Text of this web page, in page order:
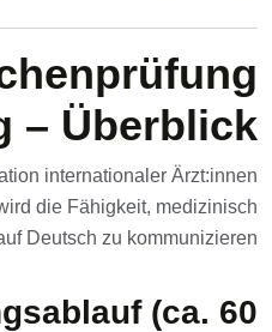
– Überblick
internationaler Ärzt:innen
die Fähigkeit, medizinisch
Deutsch zu kommunizieren.
(ca. 60